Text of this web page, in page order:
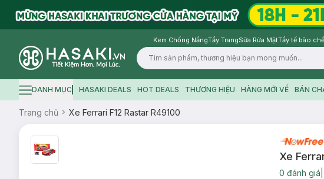
Kem Chống NắngTẩy TrangSữa Rửa MặtTẩy tế bào
Logo
Hamburger icon
DANH MỤC HASAKI DEALS HOT DEALS THƯƠNG HIỆU HÀNG MỚI VỀ BÁN
Trang chủ Xe Ferrari F12 Rastar R49100
Xe
0 đánh giá